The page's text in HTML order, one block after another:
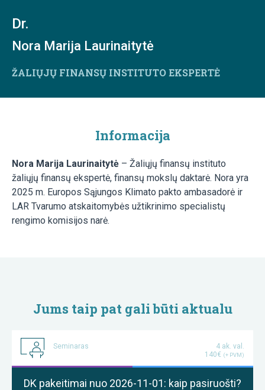
Dr.
Nora Marija Laurinaitytė
ŽALIŲJŲ FINANSŲ INSTITUTO EKSPERTĖ
Informacija
Nora Marija Laurinaitytė – Žaliųjų finansų instituto
žaliųjų finansų ekspertė, finansų mokslų daktarė. Nora yra
2025 m. Europos Sąjungos Klimato pakto ambasadorė ir
LAR Tvarumo atskaitomybės užtikrinimo specialistų
rengimo komisijos narė.
Jums taip pat gali būti aktualu
Seminaras
4 ak. val.
140€ (+ PVM)
DK pakeitimai nuo 2026-11-01: kaip pasiruošti?